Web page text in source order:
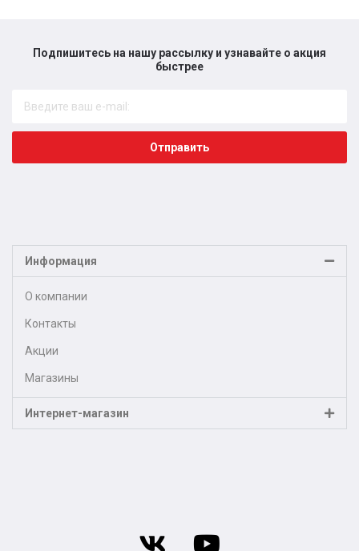
Подпишитесь на нашу рассылку и узнавайте о акция
быстрее​
Отправить
Информация
О компании
Контакты
Акции
Магазины
Интернет-магазин